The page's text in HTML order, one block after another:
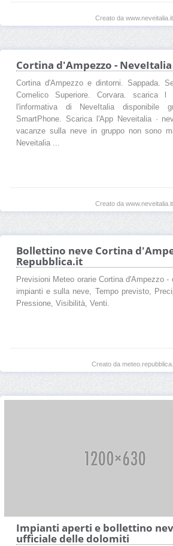
Creato da www.neveitalia.it
Cortina d'Ampezzo - NeveItalia
Cortina d'Ampezzo e dintorni. Sappada.
Comelico Superiore. Corvara. scarica l
l'informativa di NeveItalia disponibile
SmartPhone. Scarica l'App Neveitalia ·
vacanze sulla neve in gruppo non sono
Neveitalia ...
Creato da www.neveitalia.it
Bollettino neve Cortina
Repubblica.it
Previsioni Meteo orarie Cortina d'Ampezzo -
impianti e sulla neve, Tempo previsto,
Pressione, Visibilità, Venti.
Creato da
Impianti aperti e bollettino
ufficiale delle dolomiti